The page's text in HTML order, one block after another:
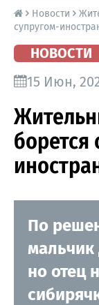
Precedent.
Новости
супругом-
НОВОСТИ
15 Июн,
борется
По
но отец